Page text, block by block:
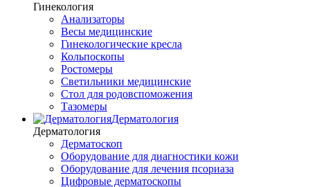
Гинекология
Анализаторы
Весы медицинские
Гинекологические кресла
Кольпоскопы
Ростомеры
Светильники медицинские
Стол для родовспоможения
Тазомеры
Дерматология
Дерматология
Дерматоскоп
Оборудование для диагностики кожи
Оборудование для лечения псориаза
Цифровые дерматоскопы